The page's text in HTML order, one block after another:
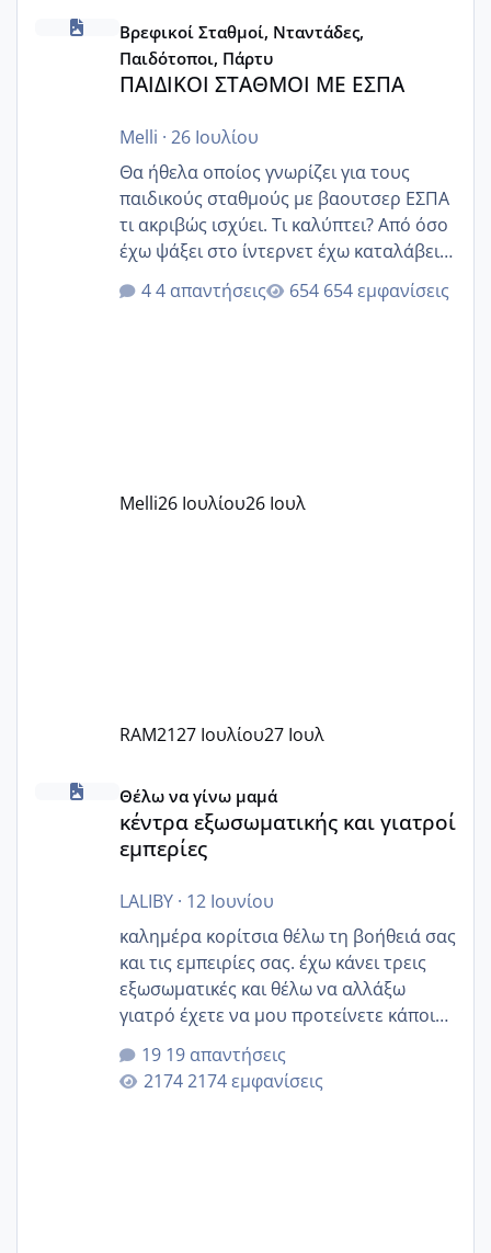
ΠΑΙΔΙΚΟΙ ΣΤΑΘΜΟΙ ΜΕ ΕΣΠΑ
Βρεφικοί Σταθμοί, Νταντάδες,
Παιδότοποι, Πάρτυ
ΠΑΙΔΙΚΟΙ ΣΤΑΘΜΟΙ ΜΕ ΕΣΠΑ
Melli · 26 Ιουλίου
Θα ήθελα οποίος γνωρίζει για τους
παιδικούς σταθμούς με βαουτσερ ΕΣΠΑ
τι ακριβώς ισχύει. Τι καλύπτει? Από όσο
έχω ψάξει στο ίντερνετ έχω καταλάβει
ότι το βαουτσερ καλύπτει όλα τα
δίδακτρα και τα τροφεια του ιδιωτικού
Εγώ πήγα σε έναν ιδιωτικό παιδικό στ
4 απαντήσεις 654 εμφανίσεις
Melli26 Ιουλίου26 Ιουλ
RAM2127 Ιουλίου27 Ιουλ
κέντρα εξωσωματικής και γιατροί εμπερίες
Θέλω να γίνω μαμά
κέντρα εξωσωματικής και γιατροί
εμπερίες
LALIBY· 12 Ιουνίου
καλημέρα κορίτσια θέλω τη βοήθειά σας
και τις εμπειρίες σας. έχω κάνει τρεις
εξωσωματικές και θέλω να αλλάξω
γιατρό έχετε να μου προτείνετε κάποιον
που μείνατε ευχαριστημένες και είχατε
επιιτυχία? έκανα στο υγεία με τον
ζερβομανωλάκη (δεν το εψαξε καθόλου
19 απαντήσεις
2174 εμφανίσεις